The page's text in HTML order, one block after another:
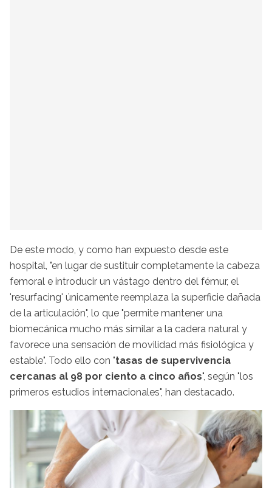
De este modo, y como han expuesto desde este
hospital, "en lugar de sustituir completamente la cabeza
femoral e introducir un vástago dentro del fémur, el
'resurfacing' únicamente reemplaza la superficie dañada
de la articulación", lo que "permite mantener una
biomecánica mucho más similar a la cadera natural y
favorece una sensación de movilidad más fisiológica y
estable". Todo ello con "tasas de supervivencia
cercanas al 98 por ciento a cinco años", según "los
primeros estudios internacionales", han destacado.